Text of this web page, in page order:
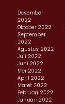
Desember
2022
Oktober 2022
September
2022
Agustus 2022
Juli 2022
Juni 2022
Mei 2022
April 2022
Maret 2022
Februari 2022
Januari 2022